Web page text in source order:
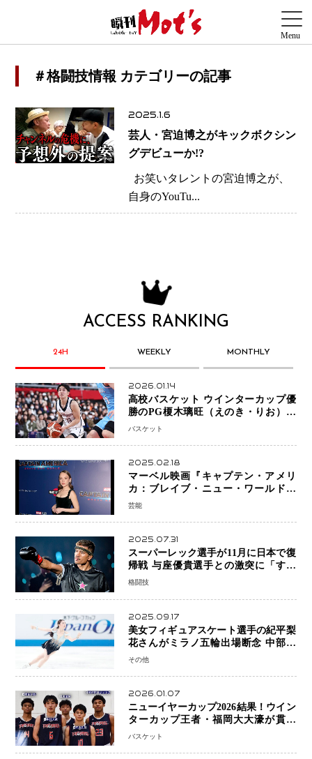
＃格闘技情報 カテゴリーの記事
2025.1.6
芸人・宮迫博之がキックボクシン
グデビューか!?
お笑いタレントの宮迫博之が、
自身のYouTu...
ACCESS RANKING
24H WEEKLY MONTHLY
2026.01.14
高校バスケット ウインターカップ優
勝のPG榎木璃旺（えのき・りお）が
プロの現場へ―。
バスケット
2025.02.18
マーベル映画『キャプテン・アメリ
カ：ブレイブ・ニュー・ワールド』
新ブラック・ウィドウ役のシラ・ハー
芸能
2025.07.31
スーパーレック選手が11月に日本で復
帰戦 与座優貴選手との激突に「すべ
ての技術を見せたい」
格闘技
2025.09.17
美女フィギュアスケート選手の紀平梨
花さんがミラノ五輪出場断念 中部選
手権欠場を発表「安全最優先の判断」
その他
2026.01.07
ニューイヤーカップ2026結果！ウイン
ターカップ王者・福岡大大濠が貫禄
V！ 東山は“背番号継承”で新たな物語
バスケット